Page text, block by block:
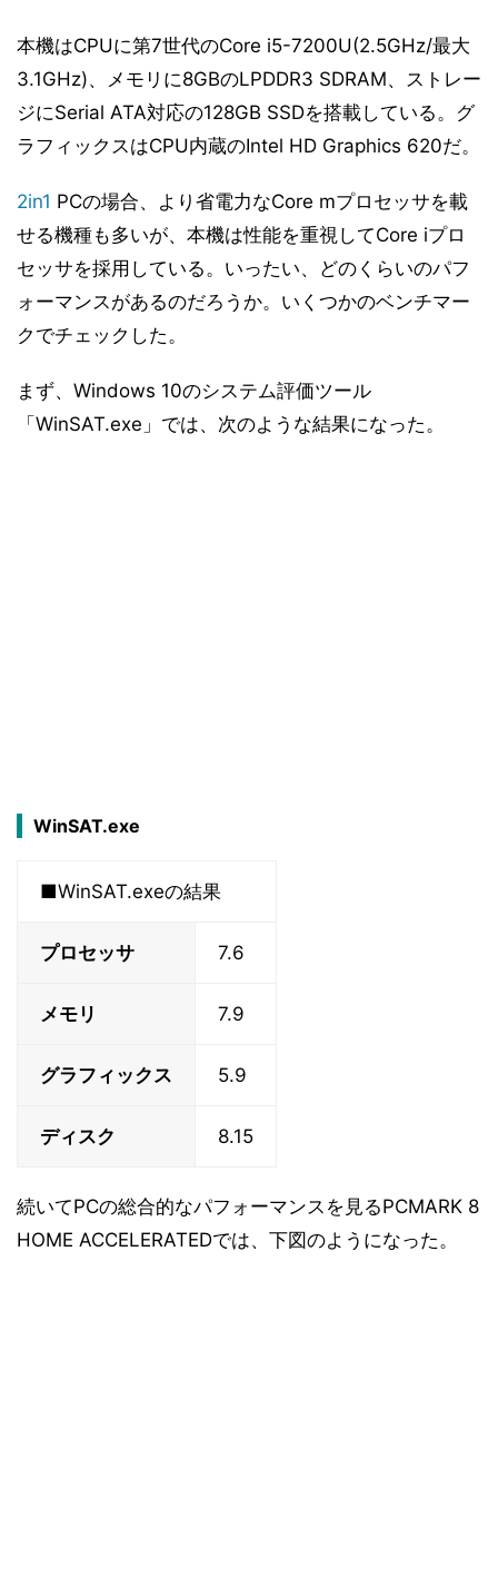
本機はCPUに第7世代のCore i5-7200U(2.5GHz/最大
3.1GHz)、メモリに8GBのLPDDR3 SDRAM、ストレー
ジにSerial ATA対応の128GB SSDを搭載している。グ
ラフィックスはCPU内蔵のIntel HD Graphics 620だ。
2in1 PCの場合、より省電力なCore mプロセッサを載
せる機種も多いが、本機は性能を重視してCore iプロ
セッサを採用している。いったい、どのくらいのパフ
ォーマンスがあるのだろうか。いくつかのベンチマー
クでチェックした。
まず、Windows 10のシステム評価ツール
「WinSAT.exe」では、次のような結果になった。
WinSAT.exe
■WinSAT.exeの結果
プロセッサ 7.6
メモリ 7.9
グラフィックス 5.9
ディスク 8.15
続いてPCの総合的なパフォーマンスを見るPCMARK 8
HOME ACCELERATEDでは、下図のようになった。